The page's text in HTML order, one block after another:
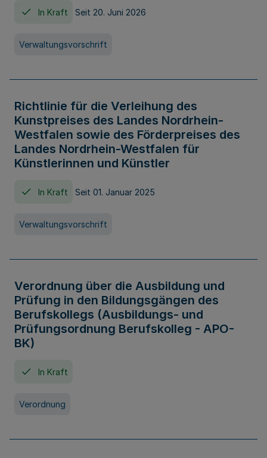
In Kraft Seit 20. Juni 2026
Verwaltungsvorschrift
Richtlinie für die Verleihung des
Kunstpreises des Landes Nordrhein-
Westfalen sowie des Förderpreises des
Landes Nordrhein-Westfalen für
Künstlerinnen und Künstler
In Kraft Seit 01. Januar 2025
Verwaltungsvorschrift
Verordnung über die Ausbildung und
Prüfung in den Bildungsgängen des
Berufskollegs (Ausbildungs- und
Prüfungsordnung Berufskolleg - APO-
BK)
In Kraft
Verordnung